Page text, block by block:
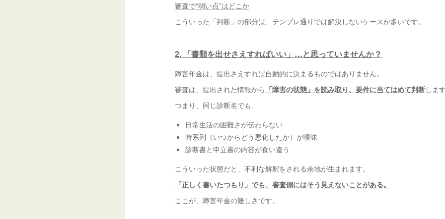
審査で“弱い点”はどこか
こういった「判断」の部分は、テンプレ通りでは解決しないケースが多いです。
2. 「書類を出せさえすればいい」…と思っていませんか？
障害年金は、提出さえすれば自動的に決まるものではありません。
審査は、提出された情報から 「障害の状態」を読み取り、要件に当てはめて判断しま
つまり、同じ診断名でも、
日常生活の困難さが伝わらない
時系列（いつからどう悪化したか）が曖昧
診断書と申立書の内容が食い違う
こういった状態だと、不利な解釈をされる余地が生まれます。
「正しく書いたつもり」でも、審査側にはそう見えないことがある。
ここが、障害年金の難しさです。